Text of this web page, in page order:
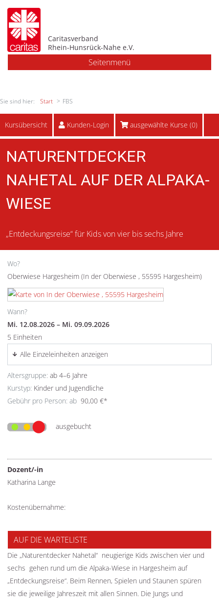
Caritasverband
Rhein-Hunsrück-Nahe e.V.
Seitenmenü
Sie sind hier: Start FBS
Kursübersicht Kunden-Login ausgewählte Kurse (0)
NATURENTDECKER
NAHETAL AUF DER ALPAKA-
WIESE
„Entdeckungsreise“ für Kids von vier bis sechs Jahre
Wo?
Oberwiese Hargesheim (In der Oberwiese , 55595 Hargesheim)
Wann?
Mi. 12.08.2026 – Mi. 09.09.2026
5 Einheiten
Alle Einzeleinheiten anzeigen
Altersgruppe: ab 4–6 Jahre
Kurstyp: Kinder und Jugendliche
Gebühr pro Person: ab 90,00 €*
ausgebucht
Dozent/-in
Katharina Lange
Kostenübernahme:
AUF DIE WARTELISTE
Die „Naturentdecker Nahetal“ ­ neugierige Kids zwischen vier und
sechs ­ gehen rund um die Alpaka-Wiese in Hargesheim auf
„Entdeckungsreise“. Beim Rennen, Spielen und Staunen spüren
sie die jeweilige Jahreszeit mit allen Sinnen. Die Jungs und